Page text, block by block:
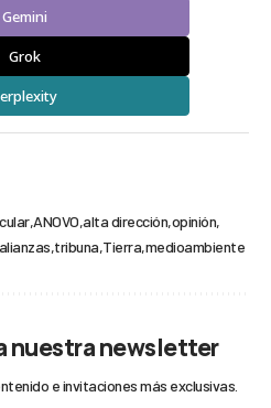
Gemini
Grok
ANOVO alta dirección opinión
alianzas tribuna Tierra medioambiente
nuestra newsletter
e invitaciones más exclusivas.